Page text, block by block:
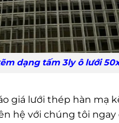
dạng tấm 3ly ô lưới
giá lưới thép hàn mạ
hệ với chúng tôi ngay